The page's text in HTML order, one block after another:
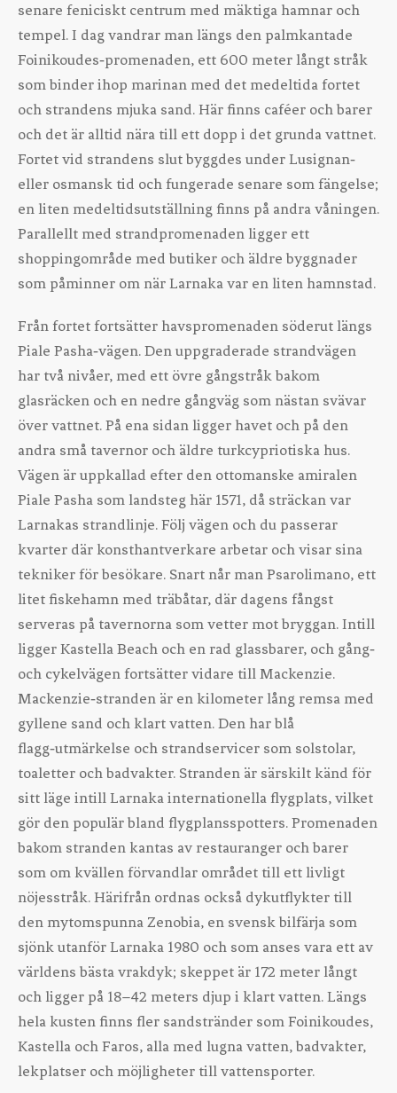
senare feniciskt centrum med mäktiga hamnar och
tempel. I dag vandrar man längs den palmkantade
Foinikoudes‑promenaden, ett 600 meter långt stråk
som binder ihop marinan med det medeltida fortet
och strandens mjuka sand. Här finns caféer och barer
och det är alltid nära till ett dopp i det grunda vattnet.
Fortet vid strandens slut byggdes under Lusignan‑
eller osmansk tid och fungerade senare som fängelse;
en liten medeltidsutställning finns på andra våningen.
Parallellt med strandpromenaden ligger ett
shoppingområde med butiker och äldre byggnader
som påminner om när Larnaka var en liten hamnstad.
Från fortet fortsätter havspromenaden söderut längs
Piale Pasha‑vägen. Den uppgraderade strandvägen
har två nivåer, med ett övre gångstråk bakom
glasräcken och en nedre gångväg som nästan svävar
över vattnet. På ena sidan ligger havet och på den
andra små tavernor och äldre turkcypriotiska hus.
Vägen är uppkallad efter den ottomanske amiralen
Piale Pasha som landsteg här 1571, då sträckan var
Larnakas strandlinje. Följ vägen och du passerar
kvarter där konsthantverkare arbetar och visar sina
tekniker för besökare. Snart når man Psarolimano, ett
litet fiskehamn med träbåtar, där dagens fångst
serveras på tavernorna som vetter mot bryggan. Intill
ligger Kastella Beach och en rad glassbarer, och gång‑
och cykelvägen fortsätter vidare till Mackenzie.
Mackenzie‑stranden är en kilometer lång remsa med
gyllene sand och klart vatten. Den har blå
flagg‑utmärkelse och strandservicer som solstolar,
toaletter och badvakter. Stranden är särskilt känd för
sitt läge intill Larnaka internationella flygplats, vilket
gör den populär bland flygplansspotters. Promenaden
bakom stranden kantas av restauranger och barer
som om kvällen förvandlar området till ett livligt
nöjesstråk. Härifrån ordnas också dykutflykter till
den mytomspunna Zenobia, en svensk bilfärja som
sjönk utanför Larnaka 1980 och som anses vara ett av
världens bästa vrakdyk; skeppet är 172 meter långt
och ligger på 18–42 meters djup i klart vatten. Längs
hela kusten finns fler sandstränder som Foinikoudes,
Kastella och Faros, alla med lugna vatten, badvakter,
lekplatser och möjligheter till vattensporter.